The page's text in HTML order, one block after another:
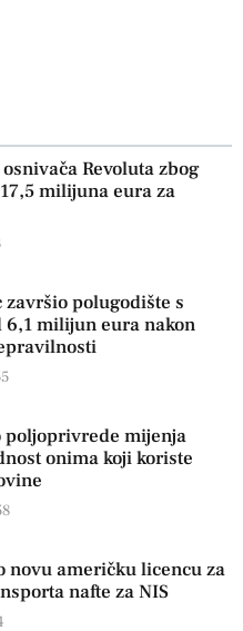
Revoluta zbog
milijuna eura za
završio polugodište s
6,1 milijun eura nakon
poljoprivrede mijenja
onima koji koriste
novu američku licencu za
nafte za NIS